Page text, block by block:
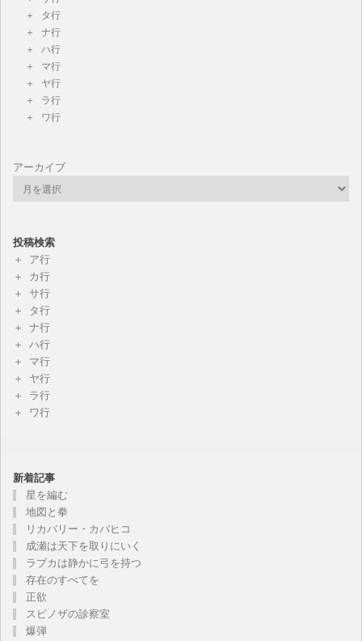
タ行
ナ行
ハ行
マ行
ヤ行
ラ行
ワ行
アーカイブ
投稿検索
ア行
カ行
サ行
タ行
ナ行
ハ行
マ行
ヤ行
ラ行
ワ行
新着記事
星を編む
地図と拳
リカバリー・カバヒコ
成瀬は天下を取りにいく
ラブカは静かに弓を持つ
存在のすべてを
正欲
スピノザの診察室
爆弾